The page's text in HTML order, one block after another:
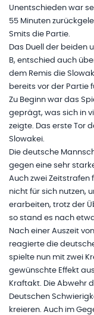
Unentschieden war
55 Minuten
Smits die Partie.
Das Duell der beiden
B, entschied auch
dem Remis die
bereits vor der Partie
Zu Beginn war das
geprägt, was sich in
zeigte. Das erste Tor
Slowakei.
Die deutsche
gegen eine sehr
Auch zwei Zeitstrafen
nicht für sich nutzen,
erarbeiten, trotz der
so stand es nach
Nach einer Auszeit
reagierte die
spielte nun mit zwei
gewünschte Effekt
Kraftakt. Die Abwehr
Deutschen
kreieren. Auch im